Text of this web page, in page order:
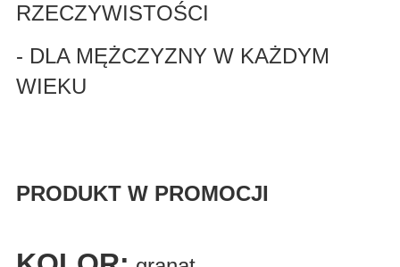
RZECZYWISTOŚCI
- DLA MĘŻCZYZNY W KAŻDYM
WIEKU
PRODUKT W PROMOCJI